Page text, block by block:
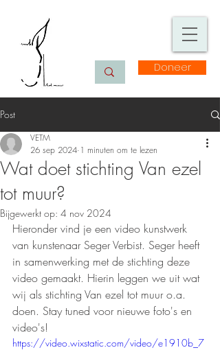
Doneer
Post
Wat doet stichting Van ezel
tot muur?
VETM
26 sep 2024 1 minuten om te lezen
Bijgewerkt op: 4 nov 2024
Hieronder vind je een video kunstwerk
van kunstenaar Seger Verbist. Seger heeft
in samenwerking met de stichting deze
video gemaakt. Hierin leggen we uit wat
wij als stichting Van ezel tot muur o.a.
doen. Stay tuned voor nieuwe foto's en
video's!
https://video.wixstatic.com/video/e1910b_7